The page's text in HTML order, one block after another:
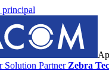
principal
Solution Partner Zebra